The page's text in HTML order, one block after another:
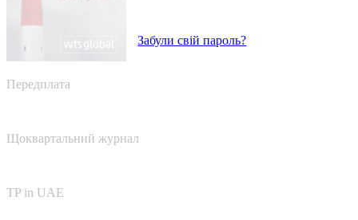
Забули свій пароль?
Передплата
Щоквартальний журнал
TP in UAE